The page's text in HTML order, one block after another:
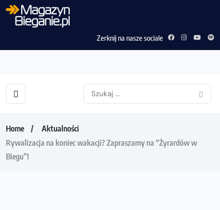
Zerknij na nasze sociale
Home
Aktualności
Rywalizacja na koniec wakacji? Zapraszamy na “Żyrardów w
Biegu”!